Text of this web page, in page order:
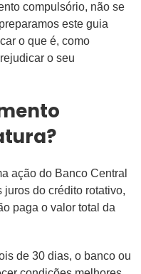
compulsório, não se
este guia
o que é, como
o seu
ação do Banco Central
do crédito rotativo,
paga o valor total da
de 30 dias, o banco ou